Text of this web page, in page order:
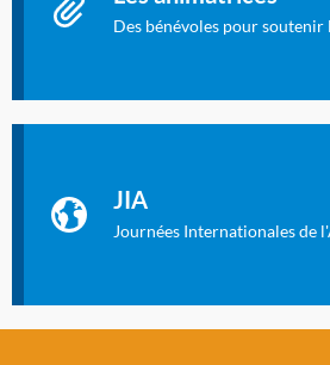
Des bénévoles pour soutenir
JIA
Journées Internationales de
2019 la 11e Journée Internationale de
évènement exceptionnel organisé par